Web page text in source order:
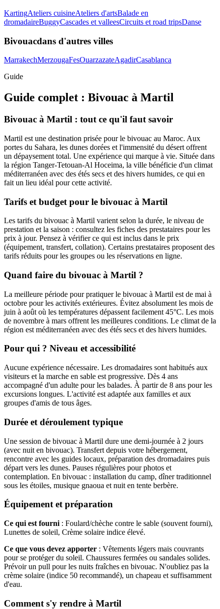
KartingAteliers cuisineAteliers d'artsBalade en
dromadaireBuggyCascades et valleesCircuits et road tripsDanse
Bivouacdans d'autres villes
MarrakechMerzougaFesOuarzazateAgadirCasablanca
Guide
Guide complet : Bivouac à Martil
Bivouac à Martil : tout ce qu'il faut savoir
Martil est une destination prisée pour le bivouac au Maroc. Aux
portes du Sahara, les dunes dorées et l'immensité du désert offrent
un dépaysement total. Une expérience qui marque à vie. Située dans
la région Tanger-Tetouan-Al Hoceima, la ville bénéficie d'un climat
méditerranéen avec des étés secs et des hivers humides, ce qui en
fait un lieu idéal pour cette activité.
Tarifs et budget pour le bivouac à Martil
Les tarifs du bivouac à Martil varient selon la durée, le niveau de
prestation et la saison : consultez les fiches des prestataires pour les
prix à jour. Pensez à vérifier ce qui est inclus dans le prix
(équipement, transfert, collation). Certains prestataires proposent des
tarifs réduits pour les groupes ou les réservations en ligne.
Quand faire du bivouac à Martil ?
La meilleure période pour pratiquer le bivouac à Martil est de mai à
octobre pour les activités extérieures. Évitez absolument les mois de
juin à août où les températures dépassent facilement 45°C. Les mois
de novembre à mars offrent les meilleures conditions. Le climat de la
région est méditerranéen avec des étés secs et des hivers humides.
Pour qui ? Niveau et accessibilité
Aucune expérience nécessaire. Les dromadaires sont habitués aux
visiteurs et la marche en sable est progressive. Dès 4 ans
accompagné d'un adulte pour les balades. À partir de 8 ans pour les
excursions longues. L'activité est adaptée aux familles et aux
groupes d'amis de tous âges.
Durée et déroulement typique
Une session de bivouac à Martil dure une demi-journée à 2 jours
(avec nuit en bivouac). Transfert depuis votre hébergement,
rencontre avec les guides locaux, préparation des dromadaires puis
départ vers les dunes. Pauses régulières pour photos et
contemplation. En bivouac : installation du camp, dîner traditionnel
sous les étoiles, musique gnaoua et nuit en tente berbère.
Équipement et préparation
Ce qui est fourni : Foulard/chèche contre le sable (souvent fourni),
Lunettes de soleil, Crème solaire indice élevé.
Ce que vous devez apporter : Vêtements légers mais couvrants
pour se protéger du soleil. Chaussures fermées ou sandales solides.
Prévoir un pull pour les nuits fraîches en bivouac. N'oubliez pas la
crème solaire (indice 50 recommandé), un chapeau et suffisamment
d'eau.
Comment s'y rendre à Martil